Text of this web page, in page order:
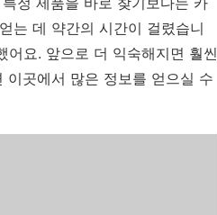
는 데 약간의 시간이 걸렸습니
어요. 앞으로 더 익숙해지면 훨씬
곳에서 많은 정보를 얻으실 수